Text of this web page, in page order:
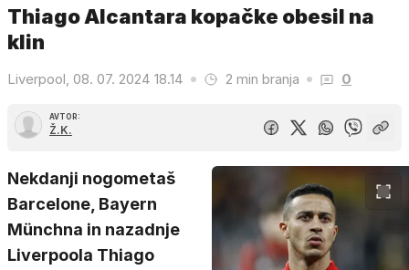
Thiago Alcantara kopačke obesil na
klin
Liverpool, 08. 07. 2024 18.14 2 min branja 0
AVTOR:
Ž.K.
Nekdanji nogometaš
Barcelone, Bayern
Münchna in nazadnje
Liverpoola Thiago